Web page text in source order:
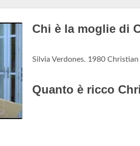
Chi è la moglie di
Silvia Verdones. 1980
Quanto è ricco